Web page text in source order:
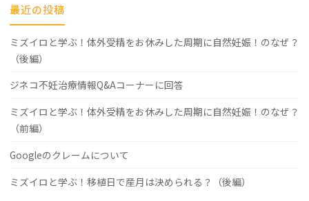
最近の投稿
ミズイロと学ぶ！体外受精をお休みした周期に自然妊娠！のなぜ？
（後編）
ジネコ不妊治療情報Q&Aコーナーに回答
ミズイロと学ぶ！体外受精をお休みした周期に自然妊娠！のなぜ？
（前編）
Googleのクレームについて
ミズイロと学ぶ！移植日で産月は決められる？（後編）